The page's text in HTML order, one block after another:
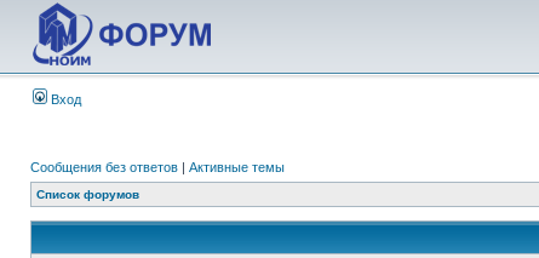
Вход
Сообщения без ответов | Активные темы
Список форумов